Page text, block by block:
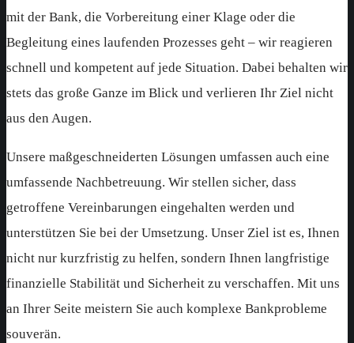
mit der Bank, die Vorbereitung einer Klage oder die
Begleitung eines laufenden Prozesses geht – wir reagieren
schnell und kompetent auf jede Situation. Dabei behalten wir
stets das große Ganze im Blick und verlieren Ihr Ziel nicht
aus den Augen.
Unsere maßgeschneiderten Lösungen umfassen auch eine
umfassende Nachbetreuung. Wir stellen sicher, dass
getroffene Vereinbarungen eingehalten werden und
unterstützen Sie bei der Umsetzung. Unser Ziel ist es, Ihnen
nicht nur kurzfristig zu helfen, sondern Ihnen langfristige
finanzielle Stabilität und Sicherheit zu verschaffen. Mit uns
an Ihrer Seite meistern Sie auch komplexe Bankprobleme
souverän.